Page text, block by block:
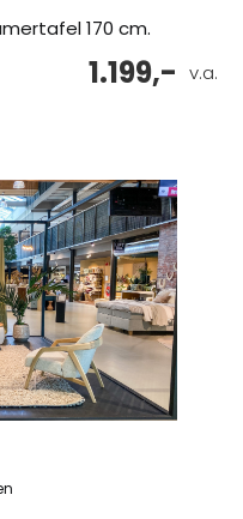
170 cm.
v.a.
1.199,-